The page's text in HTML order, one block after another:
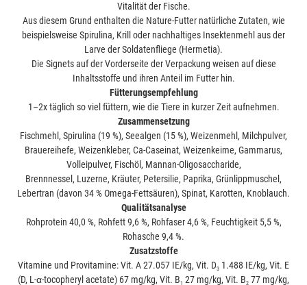
Vitalität der Fische.
Aus diesem Grund enthalten die Nature-Futter natürliche Zutaten, wie
beispielsweise Spirulina, Krill oder nachhaltiges Insektenmehl aus der
Larve der Soldatenfliege (Hermetia).
Die Signets auf der Vorderseite der Verpackung weisen auf diese
Inhaltsstoffe und ihren Anteil im Futter hin.
Fütterungsempfehlung
1–2x täglich so viel füttern, wie die Tiere in kurzer Zeit aufnehmen.
Zusammensetzung
Fischmehl, Spirulina (19 %), Seealgen (15 %), Weizen­mehl, Milchpulver,
Brauerei­hefe, Weizenkleber, Ca-Caseinat, Weizenkeime, Gammarus,
Volleipulver, Fischöl, Mannan-Oligo­saccharide,
Brenn­nessel, Luzerne, Kräuter, Petersilie, Paprika, Grün­lipp­muschel,
Lebertran (davon 34 % Omega-Fettsäuren), Spinat, Karotten, Knoblauch.
Qualitätsanalyse
Rohprotein 40,0 %, Rohfett 9,6 %, Rohfaser 4,6 %, Feuchtigkeit 5,5 %,
Rohasche 9,4 %.
Zusatzstoffe
Vitamine und Provitamine:Vit. A 27.057 IE/kg, Vit. D3 1.488 IE/kg, Vit. E
(D, L-α-tocopheryl acetate) 67 mg/kg, Vit. B1 27 mg/kg, Vit. B2 77 mg/kg,